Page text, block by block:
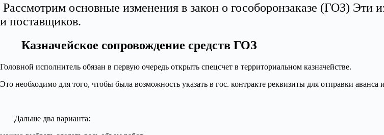
Рассмотрим основные изменения в закон о гособоронзаказе (ГОЗ) Эти
и поставщиков.
Казначейское сопровождение средств ГОЗ
Головной исполнитель обязан в первую очередь открыть спецсчет в территориальном казначействе.
Это необходимо для того, чтобы была возможность указать в гос. контракте реквизиты для отправки аванса
Дальше два варианта: